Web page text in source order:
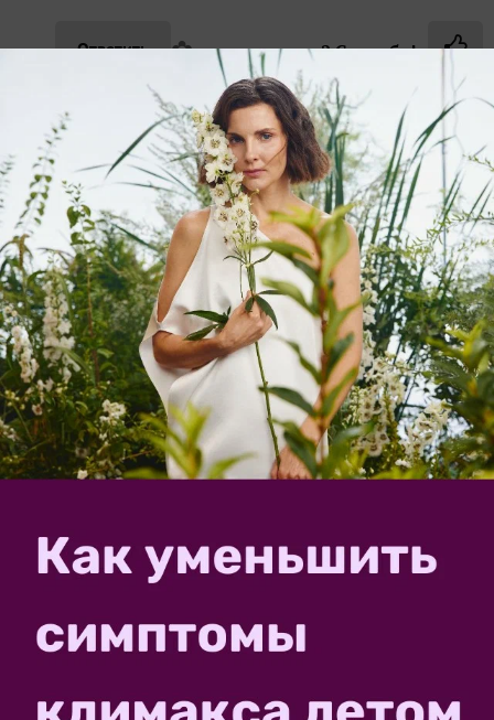
Ответить ✿ 2Спасибо!
lutami07
Людмила
Санкт-Петербург
16 июля 2025, 14:01
Спасибо за совет. То есть если у меня почва
кислая, то не стоит и заморачиваться? 🙂
Ответить
user_6334 ДАЧНЫЙ ГУРУ
Барон Холомеевский
Костромская обл.
16 июля 2025, 15:41
Вот именно.
Tangeya АДМИНИСТРАТОР
Ещё советую вам взять себе в закладочки наши
на вопросы о вершинной гнили: